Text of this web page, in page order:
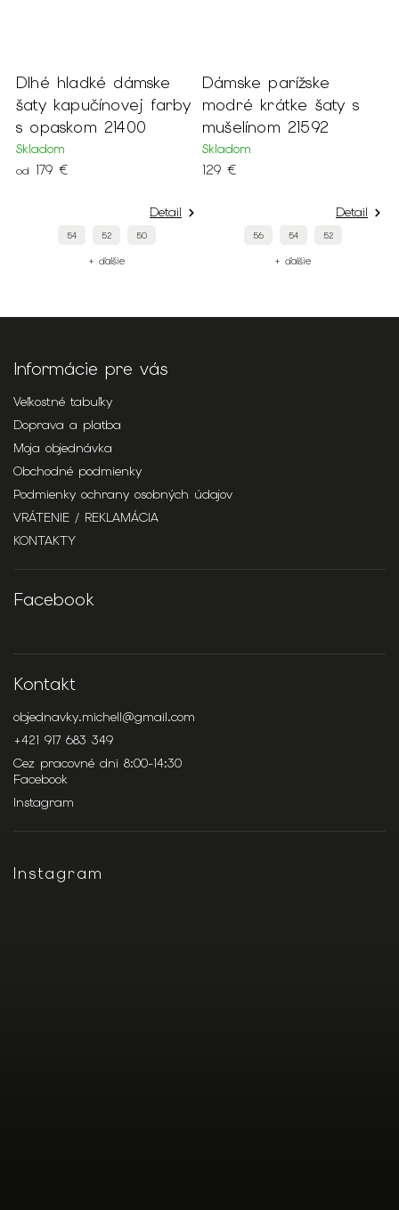
Dlhé hladké dámske
šaty kapučínovej farby
s opaskom 21400
Skladom
od 179 €
Detail
54 52 50
+ ďalšie
Dámske parížske
modré krátke šaty s
mušelínom 21592
Skladom
129 €
Detail
56 54 52
+ ďalšie
Informácie pre vás
Veľkostné tabuľky
Doprava a platba
Moja objednávka
Obchodné podmienky
Podmienky ochrany osobných údajov
VRÁTENIE / REKLAMÁCIA
KONTAKTY
Facebook
Kontakt
objednavky.michell@gmail.com
+421 917 683 349
Cez pracovné dni 8:00-14:30
Facebook
Instagram
Instagram